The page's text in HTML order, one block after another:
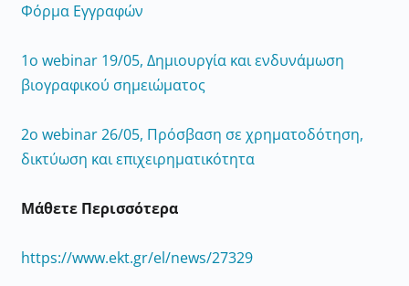
Φόρμα Εγγραφών
1ο webinar 19/05, Δημιουργία και ενδυνάμωση
βιογραφικού σημειώματος
2ο webinar 26/05, Πρόσβαση σε χρηματοδότηση,
δικτύωση και επιχειρηματικότητα
Μάθετε Περισσότερα
https://www.ekt.gr/el/news/27329